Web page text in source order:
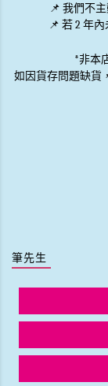
📌 我們不
📌 若 2 年
*非本
如因貨存問題缺貨
筆先生